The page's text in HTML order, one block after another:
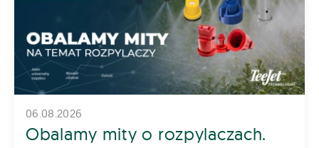
06.08.2026
Obalamy mity o rozpylaczach.